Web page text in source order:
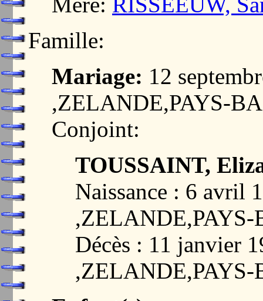
Famille:
Mariage: 12
,ZELANDE,PAYS-
Conjoint:
TOUSSAINT,
Naissance : 6 avril
,ZELANDE,PAYS-
Décès : 11 janvier
,ZELANDE,PAYS-